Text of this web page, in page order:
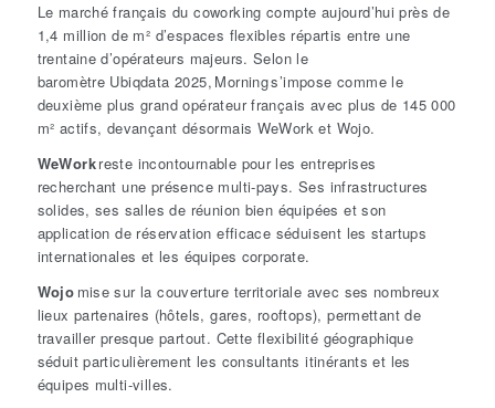
Le marché français du coworking compte aujourd’hui près de
1,4 million de m² d’espaces flexibles répartis entre une
trentaine d’opérateurs majeurs. Selon le
baromètre Ubiqdata 2025, Morning s’impose comme le
deuxième plus grand opérateur français avec plus de 145 000
m² actifs, devançant désormais WeWork et Wojo.
WeWorkreste incontournable pour les entreprises
recherchant une présence multi-pays. Ses infrastructures
solides, ses salles de réunion bien équipées et son
application de réservation efficace séduisent les startups
internationales et les équipes corporate.
Wojo mise sur la couverture territoriale avec ses nombreux
lieux partenaires (hôtels, gares, rooftops), permettant de
travailler presque partout. Cette flexibilité géographique
séduit particulièrement les consultants itinérants et les
équipes multi-villes.